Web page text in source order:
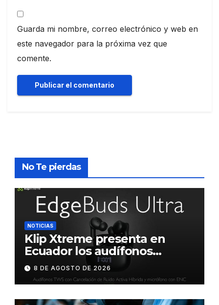
Guarda mi nombre, correo electrónico y web en
este navegador para la próxima vez que
comente.
No Te pierdas
NOTICIAS
Klip Xtreme presenta en
Ecuador los audífonos
DynaBuds con sonido
inteligente y control táctil
8 DE AGOSTO DE 2026